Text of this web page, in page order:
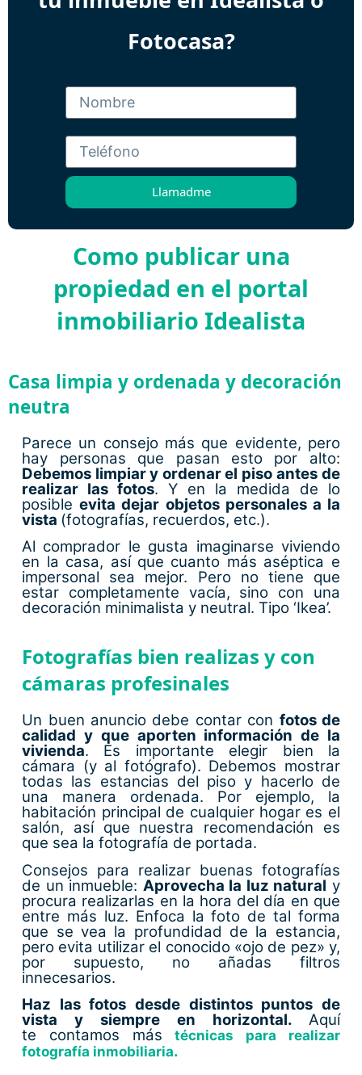
Fotocasa?
Llamadme
Como publicar una
propiedad en el portal
inmobiliario Idealista
Casa limpia y ordenada y decoración
neutra
Parece un consejo más que evidente, pero
hay personas que pasan esto por alto:
Debemos limpiar y ordenar el piso antes de
realizar las fotos. Y en la medida de lo
posibleevita dejar objetos personales a la
vista (fotografías, recuerdos, etc.).
Al comprador le gusta imaginarse viviendo
en la casa, así que cuanto más aséptica e
impersonal sea mejor. Pero no tiene que
estar completamente vacía, sino con una
decoración minimalista y neutral. Tipo ‘Ikea’.
Fotografías bien realizas y con
cámaras profesinales
Un buen anuncio debe contar con fotos de
calidad y que aporten información de la
vivienda. Es importante elegir bien la
cámara (y al fotógrafo). Debemos mostrar
todas las estancias del piso y hacerlo de
una manera ordenada. Por ejemplo, la
habitación principal de cualquier hogar es el
salón, así que nuestra recomendación es
que sea la fotografía de portada.
Consejos para realizar buenas fotografías
de un inmueble: Aprovecha la luz natural y
procura realizarlas en la hora del día en que
entre más luz. Enfoca la foto de tal forma
que se vea la profundidad de la estancia,
pero evita utilizar el conocido «ojo de pez» y,
por supuesto, no añadas filtros
innecesarios.
Haz las fotos desde distintos puntos de
vista y siempre en horizontal. Aquí
te contamos mástécnicas para realizar
fotografía inmobiliaria.